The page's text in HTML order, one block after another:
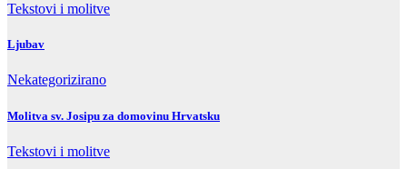
Tekstovi i molitve
Ljubav
Nekategorizirano
Molitva sv. Josipu za domovinu Hrvatsku
Tekstovi i molitve